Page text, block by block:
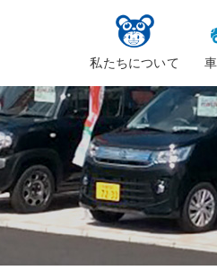
私たちについて
大嶋カーサービスについて
ハッピーちゃん中古